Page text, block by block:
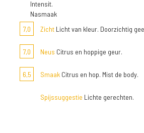
Intensit.
Nasmaak
7,0
Zicht Licht van kleur. Doorzichtig
7,0 Neus Citrus en hoppige geur.
6,5 Smaak Citrus en hop. Mist de body.
Spijssuggestie Lichte gerechten.